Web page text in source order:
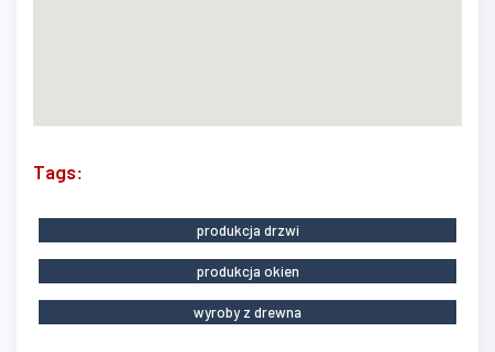
Tags:
produkcja drzwi
produkcja okien
wyroby z drewna